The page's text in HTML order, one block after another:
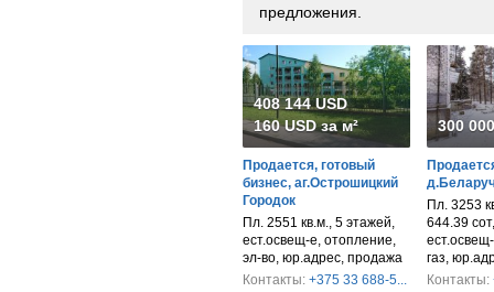
предложения.
408 144 USD
160 USD за м²
Продается, готовый
бизнес, аг.Острошицкий
Городок
Пл. 2551 кв.м., 5 этажей,
ест.освещ-е, отопление,
эл-во, юр.адрес, продажа
Контакты: +375 33 688-5...
300
Пл. 3253
644.39
газ,
Контакты: